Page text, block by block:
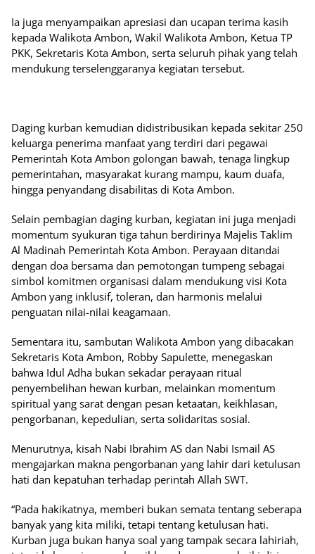
Ia juga menyampaikan apresiasi dan ucapan terima kasih
kepada Walikota Ambon, Wakil Walikota Ambon, Ketua TP
PKK, Sekretaris Kota Ambon, serta seluruh pihak yang telah
mendukung terselenggaranya kegiatan tersebut.
Daging kurban kemudian didistribusikan kepada sekitar 250
keluarga penerima manfaat yang terdiri dari pegawai
Pemerintah Kota Ambon golongan bawah, tenaga lingkup
pemerintahan, masyarakat kurang mampu, kaum duafa,
hingga penyandang disabilitas di Kota Ambon.
Selain pembagian daging kurban, kegiatan ini juga menjadi
momentum syukuran tiga tahun berdirinya Majelis Taklim
Al Madinah Pemerintah Kota Ambon. Perayaan ditandai
dengan doa bersama dan pemotongan tumpeng sebagai
simbol komitmen organisasi dalam mendukung visi Kota
Ambon yang inklusif, toleran, dan harmonis melalui
penguatan nilai-nilai keagamaan.
Sementara itu, sambutan Walikota Ambon yang dibacakan
Sekretaris Kota Ambon, Robby Sapulette, menegaskan
bahwa Idul Adha bukan sekadar perayaan ritual
penyembelihan hewan kurban, melainkan momentum
spiritual yang sarat dengan pesan ketaatan, keikhlasan,
pengorbanan, kepedulian, serta solidaritas sosial.
Menurutnya, kisah Nabi Ibrahim AS dan Nabi Ismail AS
mengajarkan makna pengorbanan yang lahir dari ketulusan
hati dan kepatuhan terhadap perintah Allah SWT.
“Pada hakikatnya, memberi bukan semata tentang seberapa
banyak yang kita miliki, tetapi tentang ketulusan hati.
Kurban juga bukan hanya soal yang tampak secara lahiriah,